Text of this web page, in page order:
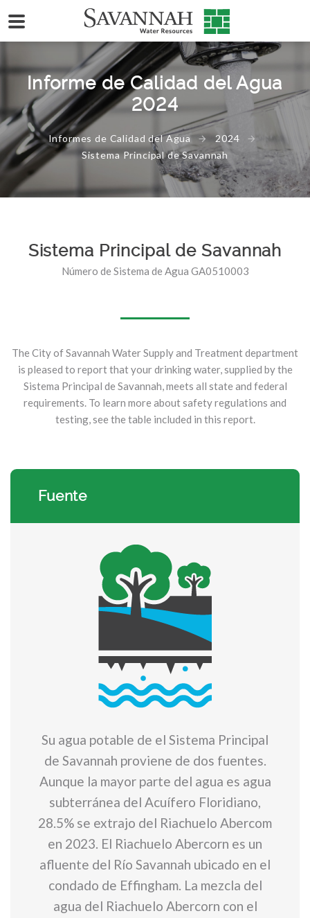
Informe de Calidad del Agua
2024
Informes de Calidad del Agua
2024
Sistema Principal de Savannah
Sistema Principal de Savannah
Número de Sistema de Agua GA0510003
The City of Savannah Water Supply and Treatment department
is pleased to report that your drinking water, supplied by the
Sistema Principal de Savannah, meets all state and federal
requirements. To learn more about safety regulations and
testing, see the table included in this report.
Fuente
Su agua potable de el Sistema Principal
de Savannah proviene de dos fuentes.
Aunque la mayor parte del agua es agua
subterránea del Acuífero Floridiano,
28.5% se extrajo del Riachuelo Abercom
en 2023. El Riachuelo Abercorn es un
afluente del Río Savannah ubicado en el
condado de Effingham. La mezcla del
agua del Riachuelo Abercorn con el